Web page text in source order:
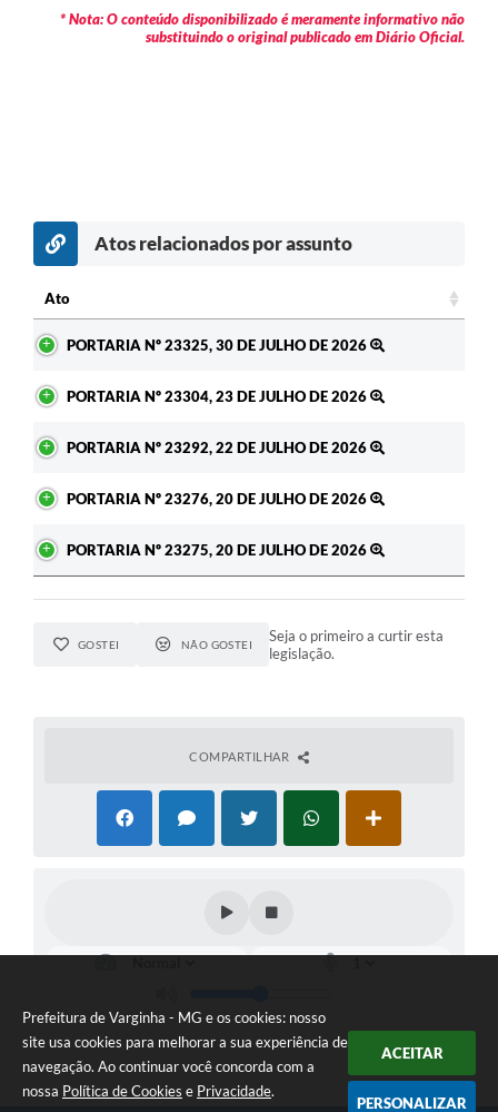
Prefeitura de Varginha - MG e os cookies: nosso
site usa cookies para melhorar a sua experiência de
navegação. Ao continuar você concorda com a
nossa Política de Cookies e Privacidade.
ACEITAR
PERSONALIZAR
* Nota: O conteúdo disponibilizado é meramente informativo não
substituindo o original publicado em Diário Oficial.
Atos relacionados por assunto
Ato
PORTARIA Nº 23325, 30 DE JULHO DE 2026
PORTARIA Nº 23304, 23 DE JULHO DE 2026
PORTARIA Nº 23292, 22 DE JULHO DE 2026
PORTARIA Nº 23276, 20 DE JULHO DE 2026
PORTARIA Nº 23275, 20 DE JULHO DE 2026
GOSTEI NÃO GOSTEI
Seja o primeiro a curtir esta
legislação.
COMPARTILHAR